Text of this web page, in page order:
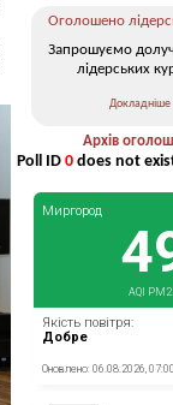
Оголошено
Запрошуємо
лідерських
Докладніше
Архів
Poll ID 0 does not